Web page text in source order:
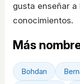
gusta enseñar
conocimientos.
Más
Bohdan